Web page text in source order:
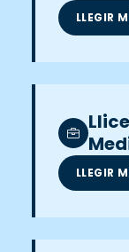
LLEGIR
LLEGIR